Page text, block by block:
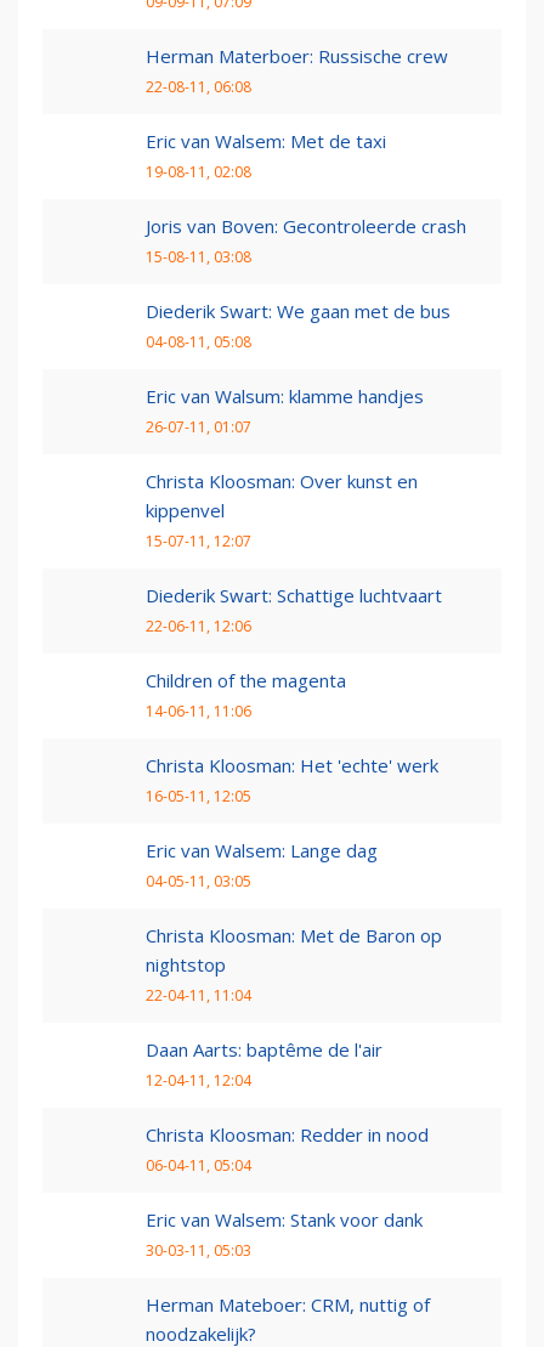
Herman Materboer: Russische crew
22-08-11, 06:08
Eric van Walsem: Met de taxi
19-08-11, 02:08
Joris van Boven: Gecontroleerde crash
15-08-11, 03:08
Diederik Swart: We gaan met de bus
04-08-11, 05:08
Eric van Walsum: klamme handjes
26-07-11, 01:07
Christa Kloosman: Over kunst en
kippenvel
15-07-11, 12:07
Diederik Swart: Schattige luchtvaart
22-06-11, 12:06
Children of the magenta
14-06-11, 11:06
Christa Kloosman: Het 'echte' werk
16-05-11, 12:05
Eric van Walsem: Lange dag
04-05-11, 03:05
Christa Kloosman: Met de Baron op
nightstop
22-04-11, 11:04
Daan Aarts: baptême de l'air
12-04-11, 12:04
Christa Kloosman: Redder in nood
06-04-11, 05:04
Eric van Walsem: Stank voor dank
30-03-11, 05:03
Herman Mateboer: CRM, nuttig of
noodzakelijk?